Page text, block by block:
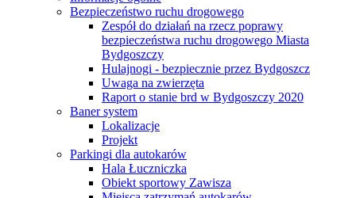
Bezpieczeństwo ruchu drogowego
Zespół do działań na rzecz poprawy
bezpieczeństwa ruchu drogowego Miasta
Bydgoszczy
Hulajnogi - bezpiecznie przez Bydgoszcz
Uwaga na zwierzęta
Raport o stanie brd w Bydgoszczy 2020
Baner system
Lokalizacje
Projekt
Parkingi dla autokarów
Hala Łuczniczka
Obiekt sportowy Zawisza